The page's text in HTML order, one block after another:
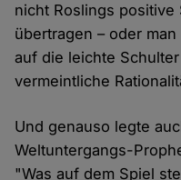
nicht Roslings positive
übertragen – oder
auf die leichte
vermeintliche
Und genauso legte
Weltuntergangs-
"Was auf dem Spiel